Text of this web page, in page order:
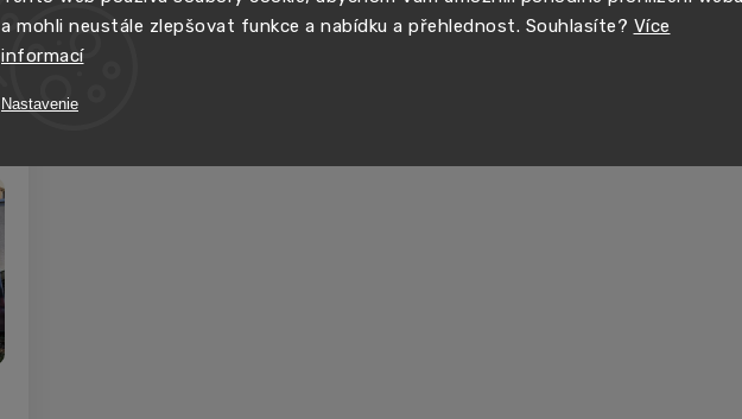
a mohli neustále zlepšovat funkce a nabídku a přehlednost. Souhlasíte? Více
informací
Nastavenie